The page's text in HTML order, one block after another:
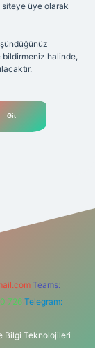
siteye üye olarak
bildirmeniz halinde,
Teams:
726 Telegram:
Bilgi Teknolojileri